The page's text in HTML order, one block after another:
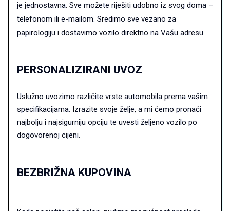
je jednostavna. Sve možete riješiti udobno iz svog doma –
telefonom ili e-mailom. Sredimo sve vezano za
papirologiju i dostavimo vozilo direktno na Vašu adresu.
PERSONALIZIRANI UVOZ
Uslužno uvozimo različite vrste automobila prema vašim
specifikacijama. Izrazite svoje želje, a mi ćemo pronaći
najbolju i najsigurniju opciju te uvesti željeno vozilo po
dogovorenoj cijeni.
BEZBRIŽNA KUPOVINA